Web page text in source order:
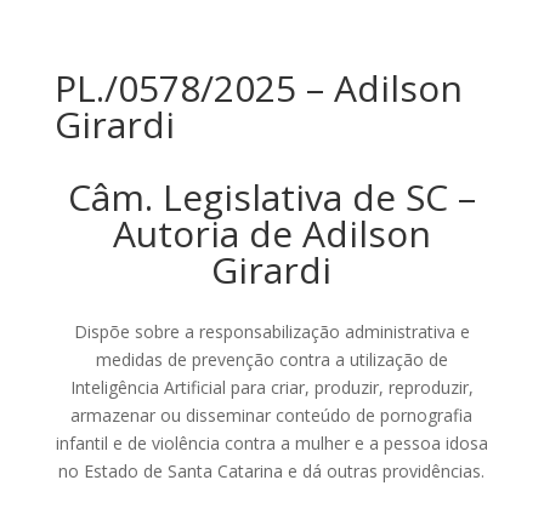
PL./0578/2025 – Adilson
Girardi
Câm. Legislativa de SC –
Autoria de Adilson
Girardi
Dispõe sobre a responsabilização administrativa e
medidas de prevenção contra a utilização de
Inteligência Artificial para criar, produzir, reproduzir,
armazenar ou disseminar conteúdo de pornografia
infantil e de violência contra a mulher e a pessoa idosa
no Estado de Santa Catarina e dá outras providências.